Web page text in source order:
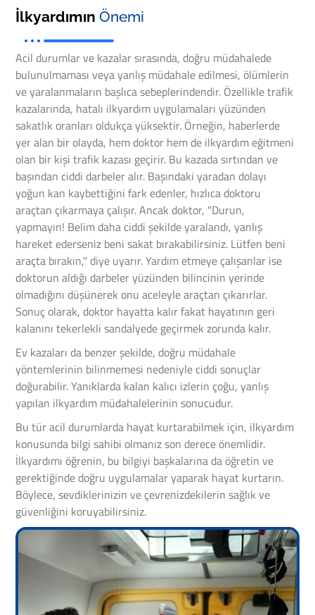
İlkyardımın Önemi
Acil durumlar ve kazalar sırasında, doğru müdahalede
bulunulmaması veya yanlış müdahale edilmesi, ölümlerin
ve yaralanmaların başlıca sebeplerindendir. Özellikle trafik
kazalarında, hatalı ilkyardım uygulamaları yüzünden
sakatlık oranları oldukça yüksektir. Örneğin, haberlerde
yer alan bir olayda, hem doktor hem de ilkyardım eğitmeni
olan bir kişi trafik kazası geçirir. Bu kazada sırtından ve
başından ciddi darbeler alır. Başındaki yaradan dolayı
yoğun kan kaybettiğini fark edenler, hızlıca doktoru
araçtan çıkarmaya çalışır. Ancak doktor, "Durun,
yapmayın! Belim daha ciddi şekilde yaralandı, yanlış
hareket ederseniz beni sakat bırakabilirsiniz. Lütfen beni
araçta bırakın," diye uyarır. Yardım etmeye çalışanlar ise
doktorun aldığı darbeler yüzünden bilincinin yerinde
olmadığını düşünerek onu aceleyle araçtan çıkarırlar.
Sonuç olarak, doktor hayatta kalır fakat hayatının geri
kalanını tekerlekli sandalyede geçirmek zorunda kalır.
Ev kazaları da benzer şekilde, doğru müdahale
yöntemlerinin bilinmemesi nedeniyle ciddi sonuçlar
doğurabilir. Yanıklarda kalan kalıcı izlerin çoğu, yanlış
yapılan ilkyardım müdahalelerinin sonucudur.
Bu tür acil durumlarda hayat kurtarabilmek için, ilkyardım
konusunda bilgi sahibi olmanız son derece önemlidir.
İlkyardımı öğrenin, bu bilgiyi başkalarına da öğretin ve
gerektiğinde doğru uygulamalar yaparak hayat kurtarın.
Böylece, sevdiklerinizin ve çevrenizdekilerin sağlık ve
güvenliğini koruyabilirsiniz.